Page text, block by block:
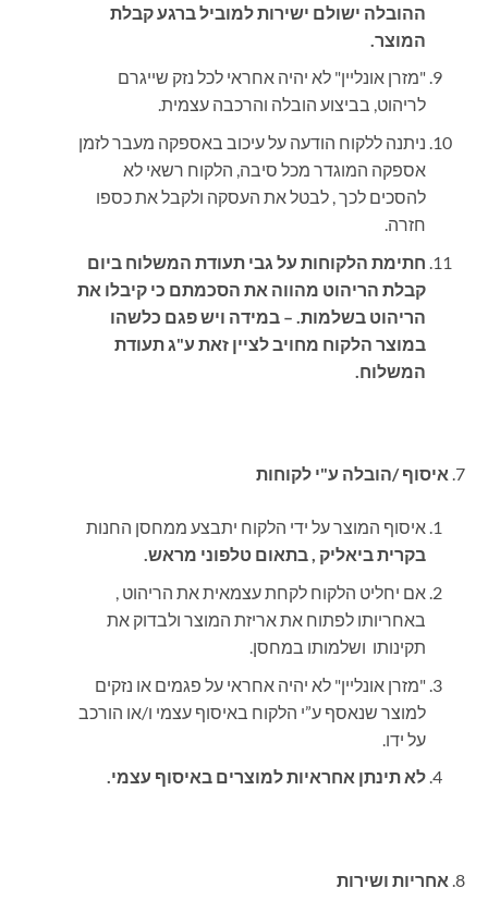
ההובלה ישולם ישירות למוביל ברגע קבלת
המוצר.
"מזרן אונליין" לא יהיה אחראי לכל נזק שייגרם
לריהוט, בביצוע הובלה והרכבה עצמית.
ניתנה ללקוח הודעה על עיכוב באספקה מעבר לזמן
אספקה המוגדר מכל סיבה, הלקוח רשאי לא
להסכים לכך , לבטל את העסקה ולקבל את כספו
חזרה.
חתימת הלקוחות על גבי תעודת המשלוח ביום
קבלת הריהוט מהווה את הסכמתם כי קיבלו את
הריהוט בשלמות. – במידה ויש פגם כלשהו
במוצר הלקוח מחויב לציין זאת ע"ג תעודת
המשלוח.
איסוף /הובלה ע"י לקוחות
איסוף המוצר על ידי הלקוח יתבצע ממחסן החנות
בקרית ביאליק ,בתאום טלפוני מראש.
אם יחליט הלקוח לקחת עצמאית את הריהוט ,
באחריותו לפתוח את אריזת המוצר ולבדוק את
תקינותו ושלמותו במחסן.
"מזרן אונליין" לא יהיה אחראי על פגמים או נזקים
למוצר שנאסף ע”י הלקוח באיסוף עצמי ו/או הורכב
על ידו
לא תינתן אחראיות למוצרים באיסוף עצמי.
אחריות ושירות